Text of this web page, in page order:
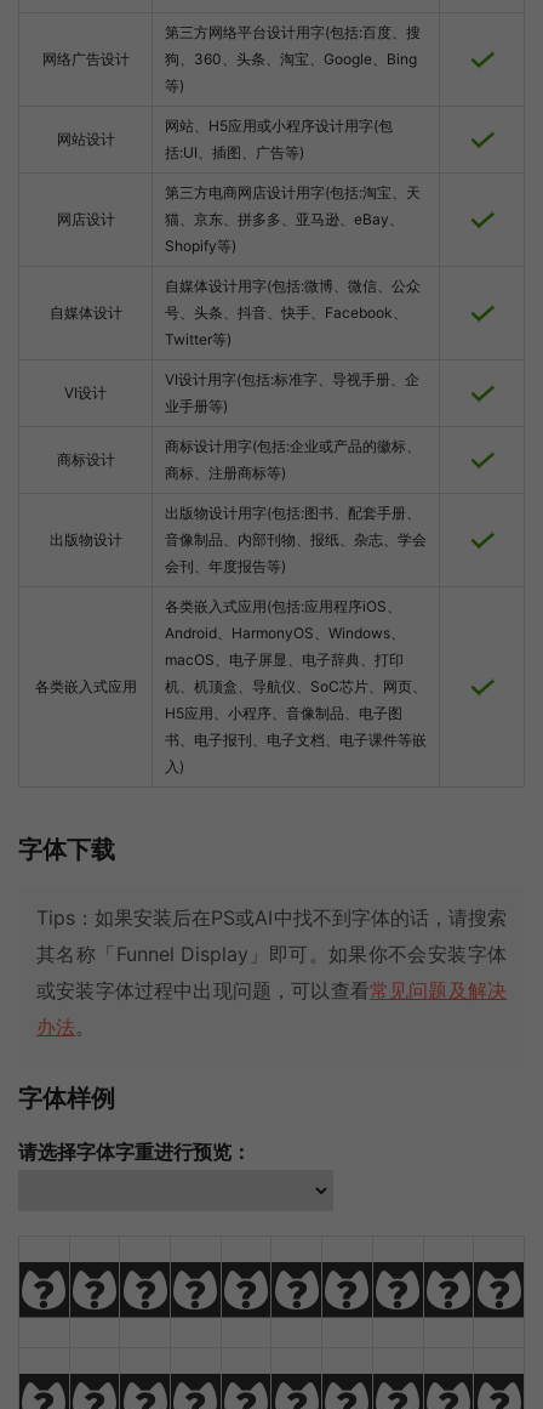
网络广告设计
第三方网络平台设计用字(包括:百度、搜
狗、360、头条、淘宝、Google、Bing
等)
网站设计
网站、H5应用或小程序设计用字(包
括:UI、插图、广告等)
网店设计
第三方电商网店设计用字(包括:淘宝、天
猫、京东、拼多多、亚马逊、eBay、
Shopify等)
自媒体设计
自媒体设计用字(包括:微博、微信、公众
号、头条、抖音、快手、Facebook、
Twitter等)
VI设计
VI设计用字(包括:标准字、导视手册、企
业手册等)
商标设计
商标设计用字(包括:企业或产品的徽标、
商标、注册商标等)
出版物设计
出版物设计用字(包括:图书、配套手册、
音像制品、内部刊物、报纸、杂志、学会
会刊、年度报告等)
各类嵌入式应用
各类嵌入式应用(包括:应用程序iOS、
Android、HarmonyOS、Windows、
macOS、电子屏显、电子辞典、打印
机、机顶盒、导航仪、SoC芯片、网页、
H5应用、小程序、音像制品、电子图
书、电子报刊、电子文档、电子课件等嵌
入)
字体下载
Tips：如果安装后在PS或AI中找不到字体的话，请搜索
其名称「Funnel Display」即可。如果你不会安装字体
或安装字体过程中出现问题，可以查看常见问题及解决
办法。
字体样例
请选择字体字重进行预览：
ABCDEFGHIJ